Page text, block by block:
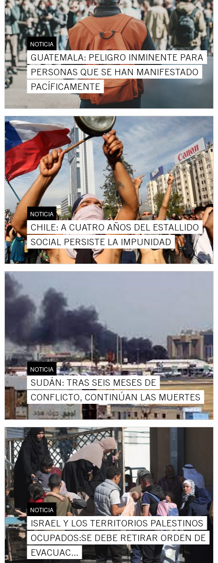
NOTICIA
GUATEMALA: PELIGRO INMINENTE PARA
PERSONAS QUE SE HAN MANIFESTADO
PACÍFICAMENTE
NOTICIA
CHILE: A CUATRO AÑOS DEL ESTALLIDO
SOCIAL PERSISTE LA IMPUNIDAD
NOTICIA
SUDÁN: TRAS SEIS MESES DE
CONFLICTO, CONTINÚAN LAS MUERTES
NOTICIA
ISRAEL Y LOS TERRITORIOS PALESTINOS
OCUPADOS:SE DEBE RETIRAR ORDEN DE
EVACUAC...